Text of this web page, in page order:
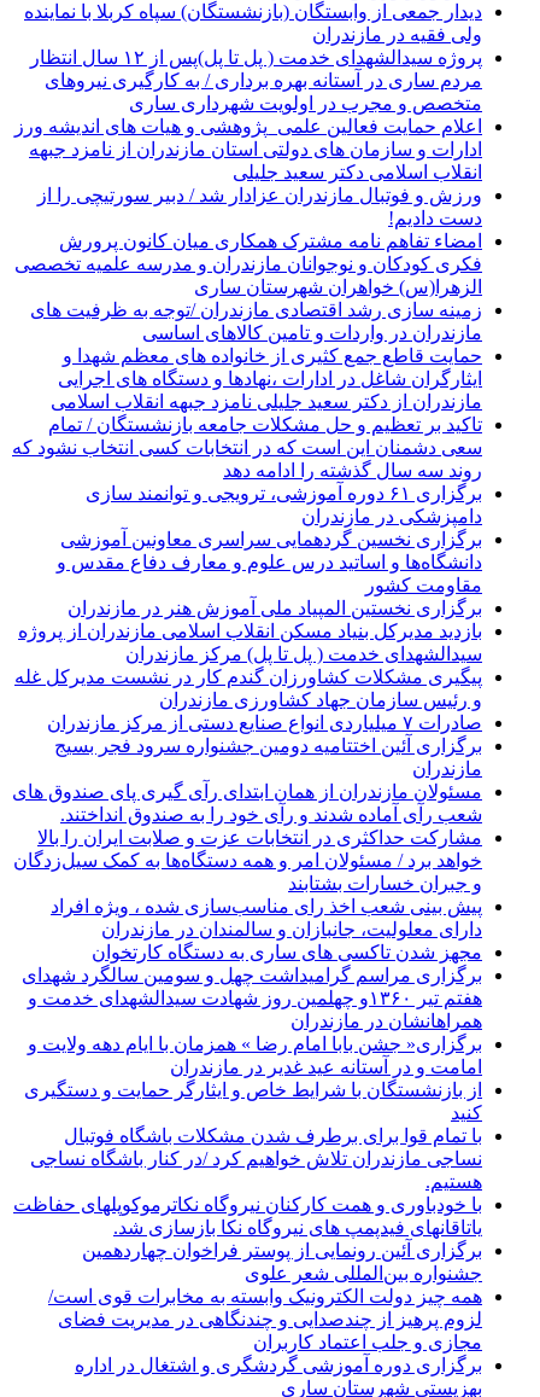
دیدار جمعی از وابستگان (بازنشستگان) سپاه کربلا با نماینده
ولی فقیه در مازندران
پروژه سیدالشهدای خدمت ( پل تا پل)پس از ۱۲ سال انتظار
مردم ساری در آستانه بهره برداری / به کارگیری نیروهای
متخصص و مجرب در اولویت شهرداری ساری
اعلام حمایت فعالین علمی_پژوهشی و هیات های اندیشه ورز
ادارات و سازمان های دولتی استان مازندران از نامزد جبهه
انقلاب اسلامی دکتر سعید جلیلی
ورزش و فوتبال مازندران عزادار شد / دبیر سورتیچی را از
دست دادیم!
امضاء تفاهم نامه مشترک همکاری میان کانون پرورش
فکری کودکان و نوجوانان مازندران و مدرسه علمیه تخصصی
الزهرا(س) خواهران شهرستان ساری
زمینه سازی رشد اقتصادی مازندران /توجه به ظرفیت های
مازندران در واردات و تامین کالاهای اساسی
حمایت قاطع جمع کثیری از خانواده های معظم شهدا و
ایثارگران شاغل در ادارات ،نهادها و دستگاه های اجرایی
مازندران از دکتر سعید جلیلی نامزد جبهه انقلاب اسلامی
تاکید بر تعظیم و حل مشکلات جامعه بازنشستگان / تمام
سعی دشمنان این است که در انتخابات کسی انتخاب نشود که
روند سه سال گذشته را ادامه دهد
برگزاری ۶۱ دوره آموزشی، ترویجی و توانمند سازی
دامپزشکی در مازندران
برگزاری نخسین گردهمایی سراسری معاونین آموزشی
دانشگاه‌ها و اساتید درس علوم و معارف دفاع مقدس و
مقاومت کشور
برگزاری نخستین المپیاد ملی آموزش هنر در مازندران
بازدید مدیرکل بنیاد مسکن انقلاب اسلامی مازندران از پروژه
سیدالشهدای خدمت ( پل تا پل) مرکز مازندران
پیگیری مشکلات کشاورزان گندم کار در نشست مدیرکل غله
و رئیس سازمان جهاد کشاورزی مازندران
صادرات ۷ میلیاردی انواع صنایع دستی از مرکز مازندران
برگزاری آئین اختتامیه دومین جشنواره سرود فجر بسیج
مازندران
مسئولان مازندران از همان ابتدای رآی گیری پای صندوق های
شعب رآی آماده شدند و رآی خود را به صندوق انداختند.
مشارکت حداکثری در انتخابات عزت و صلابت ایران را بالا
خواهد برد / مسئولان امر و همه دستگاه‌ها به کمک سیل‌زدگان
و جبران خسارات بشتابند
پیش بینی شعب اخذ رای مناسب‌سازی شده ، ویژه افراد
دارای معلولیت، جانبازان و سالمندان در مازندران
مجهز شدن تاکسی های ساری به دستگاه کارتخوان
برگزاری مراسم گرامیداشت چهل و سومین سالگرد شهدای
هفتم تیر ۱۳۶۰و چهلمین روز شهادت سیدالشهدای خدمت و
همراهانشان در مازندران
برگزاری« جشن بابا امام رضا » همزمان با ایام دهه ولایت و
امامت و در آستانه عید غدیر در مازندران
از بازنشستگان با شرایط خاص و ایثارگر حمایت و دستگیری
کنید
با تمام قوا برای برطرف شدن مشکلات باشگاه فوتبال
نساجی مازندران تلاش خواهیم کرد /در کنار باشگاه نساجی
هستیم.
با خودباوری و همت کارکنان نیروگاه نکاترموکوپلهای حفاظت
یاتاقانهای فیدپمپ های نیروگاه نکا بازسازی شد.
برگزاری آئین رونمایی از پوستر فراخوان چهاردهمین
جشنواره بین‌المللی شعر علوی
همه چیز دولت الکترونیک وابسته به مخابرات قوی است/
لزوم پرهیز از چندصدایی و چندنگاهی در مدیریت فضای
مجازی و جلب اعتماد کاربران
برگزاری دوره آموزشی گردشگری و اشتغال در اداره
بهزیستی شهرستان ساری